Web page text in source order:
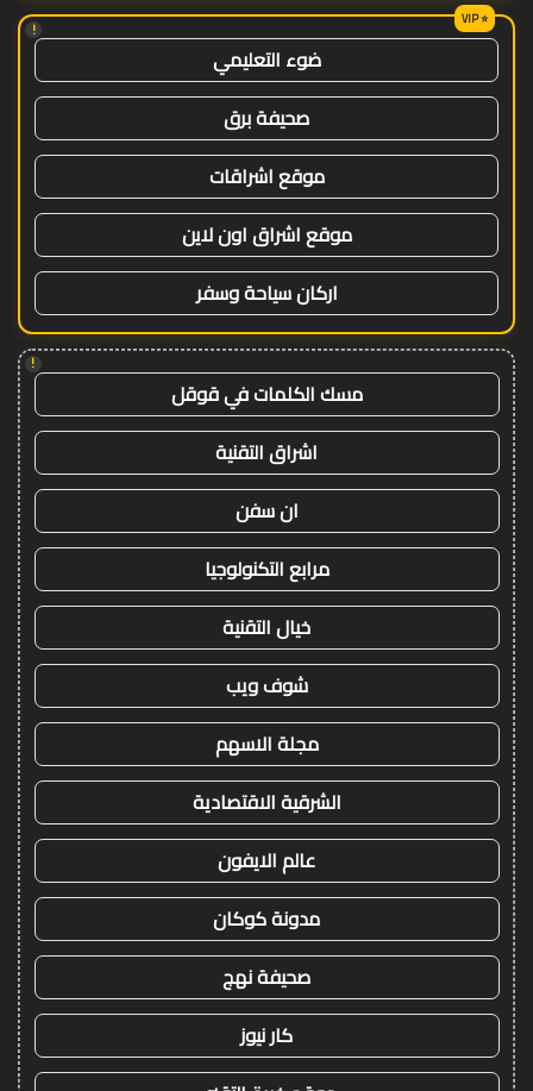
!
ضوء التعليمي
صحيفة برق
موقع اشراقات
موقع اشراق اون لاين
اركان سياحة وسفر
!
مسك الكلمات في قوقل
اشراق التقنية
ان سفن
مرابع التكنولوجيا
خيال التقنية
شوف ويب
مجلة الاسهم
الشرقية الاقتصادية
عالم الايفون
مدونة كوكان
صحيفة نهج
كار نيوز